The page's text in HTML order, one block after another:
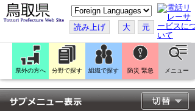
こ
の
ペ
ー
ジ
翻
訳
す
る
読み上げ 大 元
県外の方へ 分野で探す 組織で探す 防災 緊急 メニュー